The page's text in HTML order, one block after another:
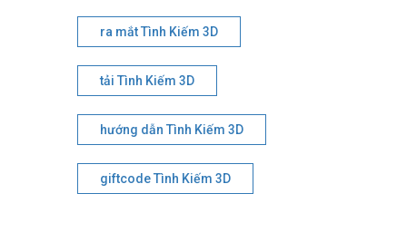
ra mắt Tình Kiếm 3D
tải Tình Kiếm 3D
hướng dẫn Tình Kiếm 3D
giftcode Tình Kiếm 3D